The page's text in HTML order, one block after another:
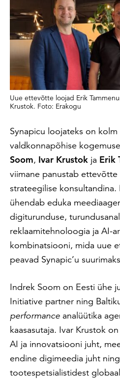
Uue ettevõtte loojad Erik
Krustok. Foto: Erakogu
Synapicu loojateks on
valdkonnapõhise
Soom, Ivar Krustok ja Erik
viimane panustab ettevõtte
strateegilise
ühendab eduka
digiturunduse,
reklaamitehnoloogia ja AI-
kombinatsiooni, mida uue
peavad Synapic’u
Indrek Soom on Eesti ühe
Initiative partner ning
performance analüütika
kaasasutaja. Ivar Krustok
AI ja innovatsiooni juht,
endine digimeedia juht
tootespetsialistidest